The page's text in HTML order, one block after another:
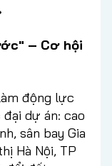
– Cơ hội
động lực
dự án: cao
sân bay Gia
Hà Nội, TP